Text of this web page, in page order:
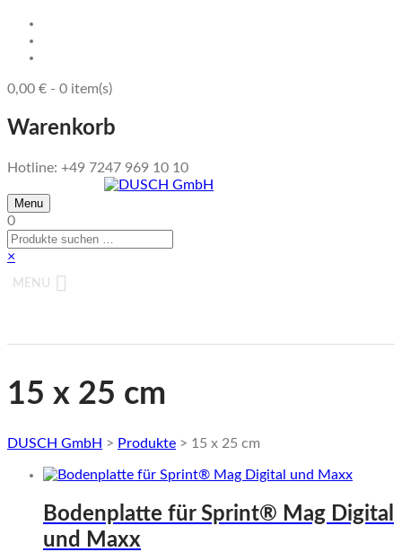
0,00 € - 0 item(s)
Warenkorb
Hotline: +49 7247 969 10 10
Menu
0
×
MENU
15 x 25 cm
DUSCH GmbH > Produkte > 15 x 25 cm
Bodenplatte für Sprint® Mag Digital
und Maxx